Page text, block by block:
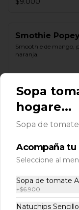
Smothie
Smoothie de mango,
naranja.
$9.000
Sopas
Mexicana
aguacate y cilantro
Sopa
hogare...
Sopa de
Acompaña tu
Seleccione al
Sopa de tomate
+$6.900
Natuchips Sencillo